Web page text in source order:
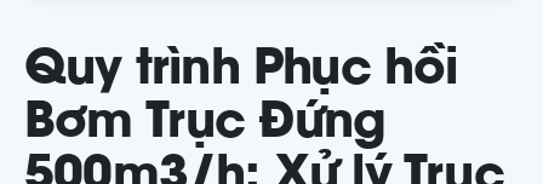
Quy trình Phục hồi
Bơm Trục Đứng